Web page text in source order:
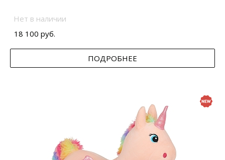
Нет в наличии
18 100 руб.
ПОДРОБНЕЕ